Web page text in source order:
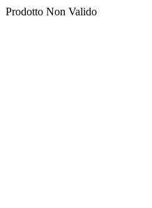
Prodotto Non Valido